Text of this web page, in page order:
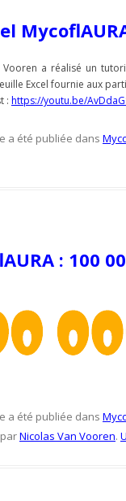
Vooren a réalisé un
Excel fournie aux
: https://youtu.be/
a été publiée dans
: 100
a été publiée dans
parNicolas Van Vooren.